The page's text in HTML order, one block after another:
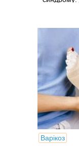
Варікоз